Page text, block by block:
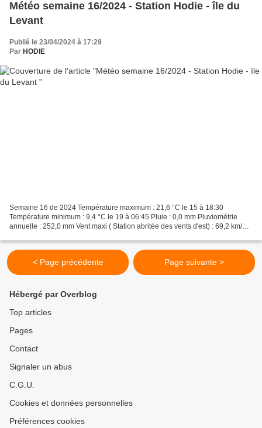
Météo semaine 16/2024 - Station Hodie - île du
Levant
Publié le 23/04/2024 à 17:29
Par HODIE
Semaine 16 de 2024 Température maximum : 21,6 °C le 15 à 18:30
Température minimum : 9,4 °C le 19 à 06:45 Pluie : 0,0 mm Pluviométrie
annuelle : 252,0 mm Vent maxi ( Station abritée des vents d'est) : 69,2 km/h
< Page précédente Page suivante >
Hébergé par Overblog
Top articles
Pages
Contact
Signaler un abus
C.G.U.
Cookies et données personnelles
Préférences cookies